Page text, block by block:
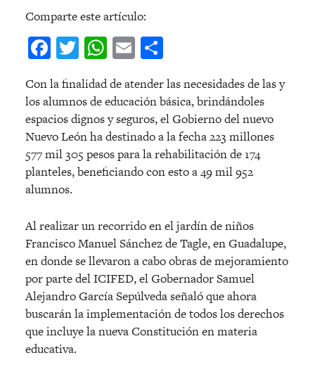
Comparte este artículo:
Facebook
Twitter
WhatsApp
Email
Con la finalidad de atender las necesidades de las y
los alumnos de educación básica, brindándoles
espacios dignos y seguros, el Gobierno del nuevo
Nuevo León ha destinado a la fecha 223 millones
577 mil 305 pesos para la rehabilitación de 174
planteles, beneficiando con esto a 49 mil 952
alumnos.
Al realizar un recorrido en el jardín de niños
Francisco Manuel Sánchez de Tagle, en Guadalupe,
en donde se llevaron a cabo obras de mejoramiento
por parte del ICIFED, el Gobernador Samuel
Alejandro García Sepúlveda señaló que ahora
buscarán la implementación detodos los derechos
que incluye la nueva Constitución en materia
educativa.